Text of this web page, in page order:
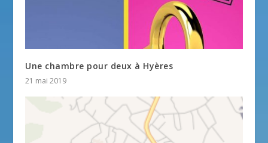
Une chambre pour deux à Hyères
21 mai 2019